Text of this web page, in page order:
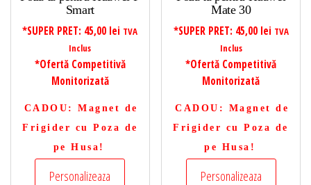
Smart
*SUPER PRET: 45,00 lei TVA
Inclus
*Ofertă Competitivă
Monitorizată
CADOU : Magnet de
Frigider cu Poza de
pe Husa!
Personalizeaza
Mate 30
*SUPER PRET: 45,00 lei TVA
Inclus
*Ofertă Competitivă
Monitorizată
CADOU : Magnet de
Frigider cu Poza de
pe Husa!
Personalizeaza